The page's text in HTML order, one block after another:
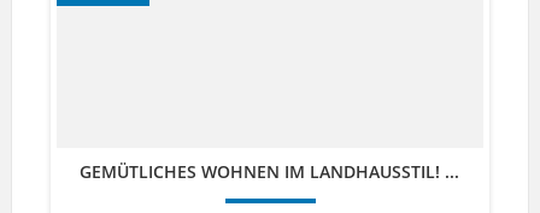
GEMÜTLICHES WOHNEN IM LANDHAUSSTIL! ...